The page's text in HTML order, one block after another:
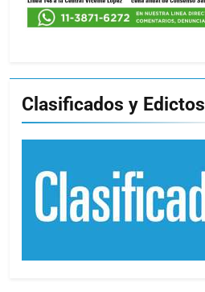
Clasificados y Edictos